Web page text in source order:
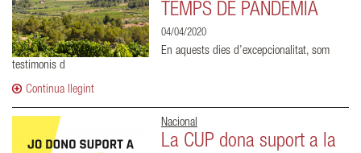
TEMPS DE PANDÈMIA
04/04/2020
En aquests dies d’excepcionalitat, som
testimonis d
Continua llegint
Nacional
La CUP dona suport a la